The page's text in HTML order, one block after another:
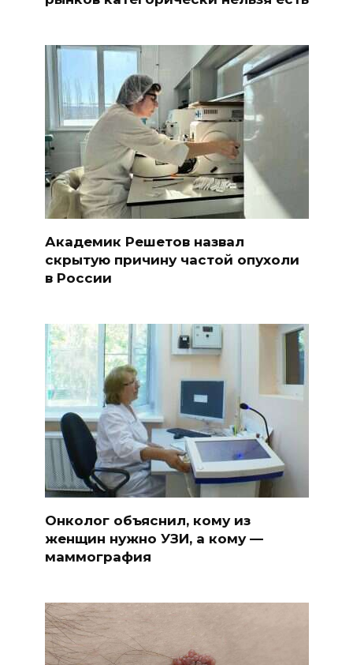
Академик Решетов назвал
скрытую причину частой опухоли
в России
Онколог объяснил, кому из
женщин нужно УЗИ, а кому —
маммография